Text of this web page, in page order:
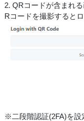
2. QRコードが含まれ
Rコードを撮影すると
※二段階認証(2FA)を設